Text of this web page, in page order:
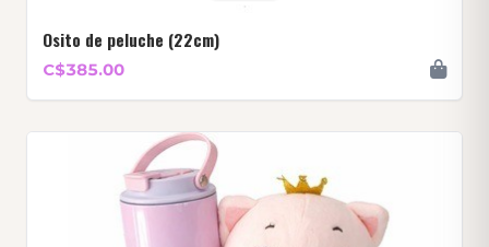
Osito de peluche (22cm)
C$385.00